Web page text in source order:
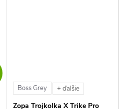
Boss Grey + ďalšie
Zopa Trojkolka X Trike Pro